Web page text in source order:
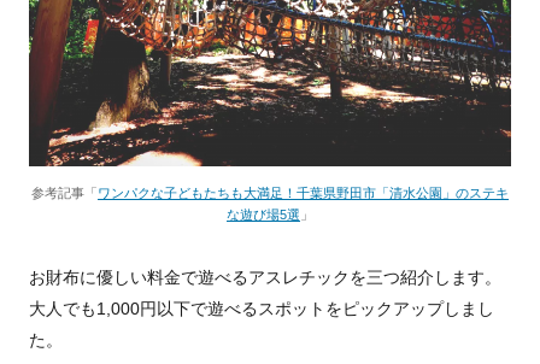
参考記事「ワンパクな子どもたちも大満足！千葉県野田市「清水公園」のステキ
な遊び場5選 」
お財布に優しい料金で遊べるアスレチックを三つ紹介します。
大人でも1,000円以下で遊べるスポットをピックアップしまし
た。